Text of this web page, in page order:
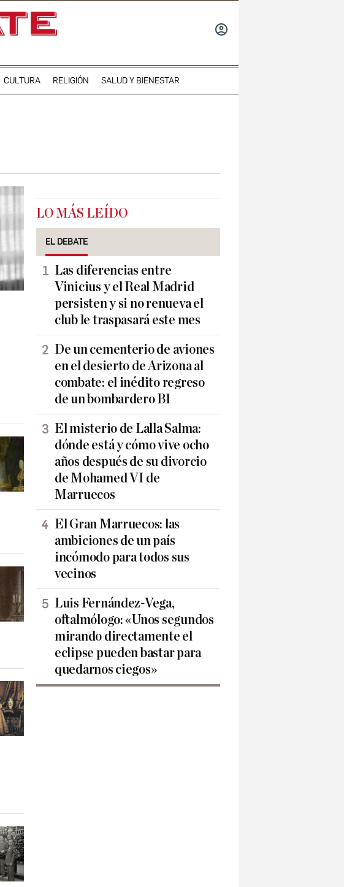
CULTURA RELIGIÓN SALUD Y BIENESTAR
LO MÁS LEÍDO
EL DEBATE
Las diferencias entre
Vinicius y el Real Madrid
persisten y si no renueva el
club le traspasará este mes
De un cementerio de aviones
en el desierto de Arizona al
combate: el inédito regreso
de un bombardero B1
El misterio de Lalla Salma:
dónde está y cómo vive ocho
años después de su divorcio
de Mohamed VI de
Marruecos
El Gran Marruecos: las
ambiciones de un país
incómodo para todos sus
vecinos
Luis Fernández-Vega,
oftalmólogo: «Unos segundos
mirando directamente el
eclipse pueden bastar para
quedarnos ciegos»